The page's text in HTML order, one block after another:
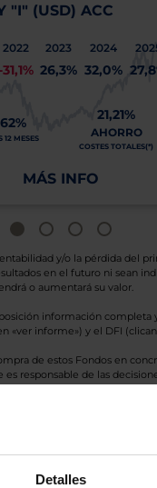
Detalles
"I" (USD) ACC
2022
-31,1%
2023
26,3%
2024
32,0%
12 MESES
21,21%
AHORRO
COSTES TOTALES(*)
MÁS INFO
y/o la pérdida del
en el futuro ni sean
o aumentará su valor.
información
«ver informe») y el DFI
de estos Fondos en
responsable de las
del Fondo al cierre de
es de reparto. Todas las